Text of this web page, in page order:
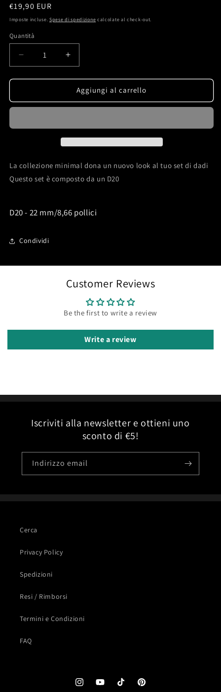
Prezzo
di
€19,90 EUR
Imposte incluse. Spese di spedizione calcolate al check-out.
Quantità
Quantità
Diminuisci
quantità
per
dadi
maya
argento
and
Aumenta
quantità
per
Dnd
dadi
maya
argento
and
Aggiungi al carrello
La collezione minimal dona un nuovo look al tuo set di dadi
Questo set è composto da un D20
D20 - 22 mm/8,66 pollici
Condividi
Customer Reviews
Be the first to write a review
Write a review
Iscriviti alla newsletter e ottieni uno
sconto di €5!
Indirizzo email
Cerca
Privacy Policy
Spedizioni
Resi / Rimborsi
Termini e Condizioni
FAQ
InstagramYouTubeTikTok Pinterest